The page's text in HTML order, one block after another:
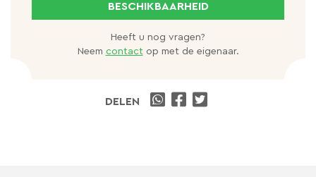
BESCHIKBAARHEID
Heeft u nog vragen?
Neem contactop met de eigenaar.
DELEN